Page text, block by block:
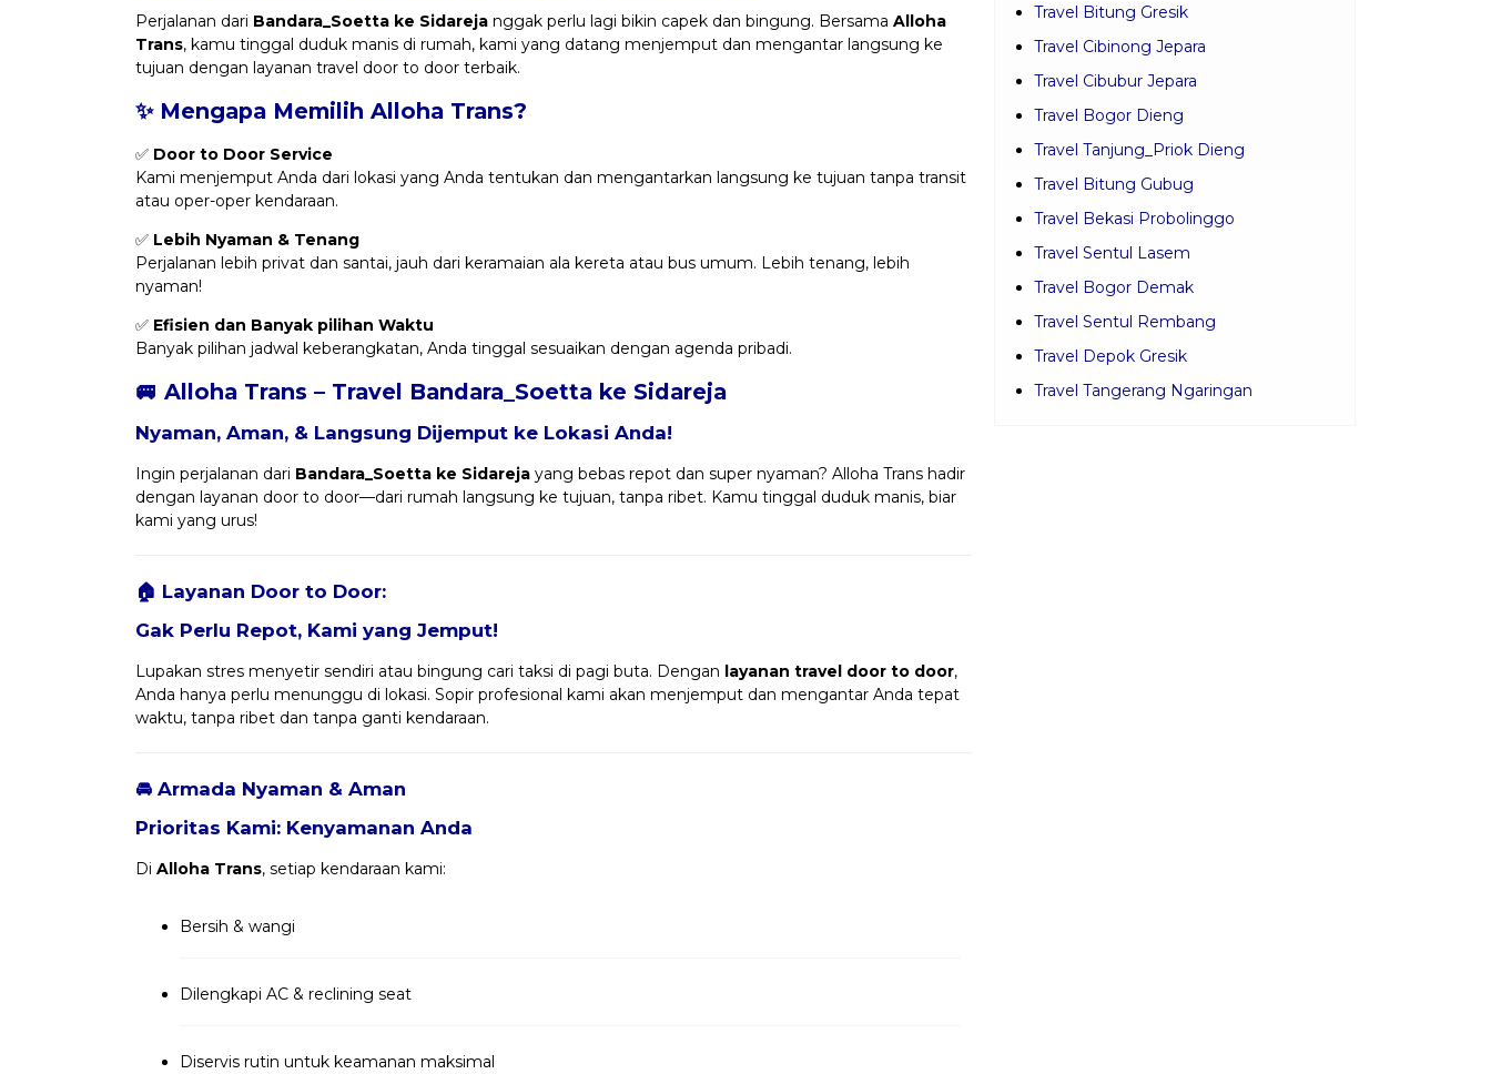
Perjalanan dari Bandara_Soetta ke Sidareja nggak perlu lagi bikin capek dan bingung. Bersama Alloha
Trans, kamu tinggal duduk manis di rumah, kami yang datang menjemput dan mengantar langsung ke
tujuan dengan layanan travel door to door terbaik.
✨ Mengapa Memilih Alloha Trans?
✅ Door to Door Service
Kami menjemput Anda dari lokasi yang Anda tentukan dan mengantarkan langsung ke tujuan tanpa transit
atau oper-oper kendaraan.
✅ Lebih Nyaman & Tenang
Perjalanan lebih privat dan santai, jauh dari keramaian ala kereta atau bus umum. Lebih tenang, lebih
nyaman!
✅ Efisien dan Banyak pilihan Waktu
Banyak pilihan jadwal keberangkatan, Anda tinggal sesuaikan dengan agenda pribadi.
🚐 Alloha Trans – Travel Bandara_Soetta ke Sidareja
Nyaman, Aman, & Langsung Dijemput ke Lokasi Anda!
Ingin perjalanan dari Bandara_Soetta ke Sidareja yang bebas repot dan super nyaman? Alloha Trans hadir
dengan layanan door to door—dari rumah langsung ke tujuan, tanpa ribet. Kamu tinggal duduk manis, biar
kami yang urus!
🏠 Layanan Door to Door:
Gak Perlu Repot, Kami yang Jemput!
Lupakan stres menyetir sendiri atau bingung cari taksi di pagi buta. Dengan layanan travel door to door,
Anda hanya perlu menunggu di lokasi. Sopir profesional kami akan menjemput dan mengantar Anda tepat
waktu, tanpa ribet dan tanpa ganti kendaraan.
🚘 Armada Nyaman & Aman
Prioritas Kami: Kenyamanan Anda
Di Alloha Trans, setiap kendaraan kami:
Bersih & wangi
Dilengkapi AC & reclining seat
Diservis rutin untuk keamanan maksimal
Travel Bitung Gresik
Travel Cibinong Jepara
Travel Cibubur Jepara
Travel Bogor Dieng
Travel Tanjung_Priok Dieng
Travel Bitung Gubug
Travel Bekasi Probolinggo
Travel Sentul Lasem
Travel Bogor Demak
Travel Sentul Rembang
Travel Depok Gresik
Travel Tangerang Ngaringan